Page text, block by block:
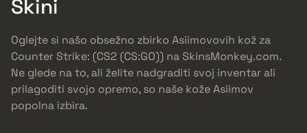
Skini
Oglejte si našo obsežno zbirko Asiimovovih kož za
Counter Strike: (CS2 (CS:GO)) na SkinsMonkey.com.
Ne glede na to, ali želite nadgraditi svoj inventar ali
prilagoditi svojo opremo, so naše kože Asiimov
popolna izbira.